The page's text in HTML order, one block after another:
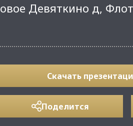
Девяткино д,
Скачать
Поделится